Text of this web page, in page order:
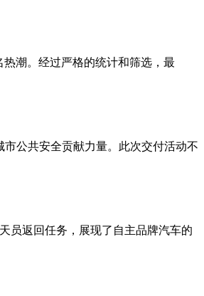
潮。经过严格的统计和筛选，最
公共安全贡献力量。此次交付活动不
员返回任务，展现了自主品牌汽车的